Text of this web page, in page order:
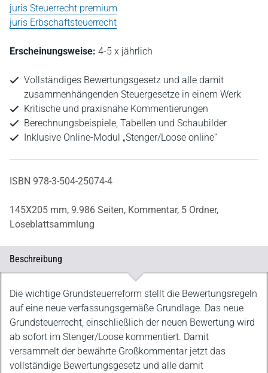
juris Steuerrecht premium
juris Erbschaftsteuerrecht
Erscheinungsweise: 4-5 x jährlich
Vollständiges Bewertungsgesetz und alle damit
zusammenhängenden Steuergesetze in einem Werk
Kritische und praxisnahe Kommentierungen
Berechnungsbeispiele, Tabellen und Schaubilder
Inklusive Online-Modul „Stenger/Loose online“
ISBN 978-3-504-25074-4
145X205 mm, 9.986 Seiten, Kommentar, 5 Ordner,
Loseblattsammlung
Beschreibung
Beschreibung
Die wichtige Grundsteuerreform stellt die Bewertungsregeln
auf eine neue verfassungsgemäße Grundlage. Das neue
Grundsteuerrecht, einschließlich der neuen Bewertung wird
ab sofort im Stenger/Loose kommentiert. Damit
versammelt der bewährte Großkommentar jetzt das
vollständige Bewertungsgesetz und alle damit